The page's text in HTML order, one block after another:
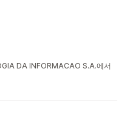
DA INFORMACAO S.A.에서